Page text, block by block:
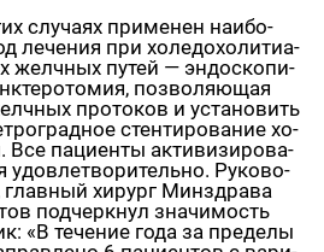
слу­ча­ях при­ме­нен наи­бо­
ле­че­ния при хо­ле­до­хо­ли­ти­а­
желч­ных путей — эн­до­ско­пи­
поз­во­ля­ю­щая
про­то­ков и уста­но­вить
стен­ти­ро­ва­ние хо­
Все па­ци­ен­ты ак­ти­ви­зи­ро­ва­
удо­вле­тво­ри­тель­но. Ру­ко­во­
глав­ный хи­рург Мин­здра­ва
под­черк­нул зна­чи­мость
«В те­че­ние года за пре­де­лы